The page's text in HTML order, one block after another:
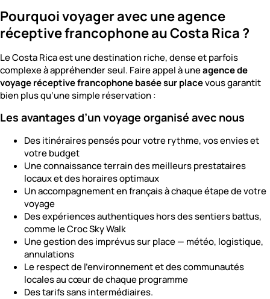
Pourquoi voyager avec une agence
réceptive francophone au Costa Rica ?
Le Costa Rica est une destination riche, dense et parfois
complexe à appréhender seul. Faire appel à uneagence de
voyage réceptive francophone basée sur placevous garantit
bien plus qu’une simple réservation :
Les avantages d’un voyage organisé avec nous
Des itinéraires pensés pour votre rythme, vos envies et
votre budget
Une connaissance terrain des meilleurs prestataires
locaux et des horaires optimaux
Un accompagnement en français à chaque étape de votre
voyage
Des expériences authentiques hors des sentiers battus,
comme le Croc Sky Walk
Une gestion des imprévus sur place — météo, logistique,
annulations
Le respect de l’environnement et des communautés
locales au cœur de chaque programme
Des tarifs sans intermédiaires.